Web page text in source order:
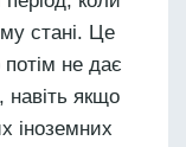
стані. Це
не дає
навіть якщо
іноземних